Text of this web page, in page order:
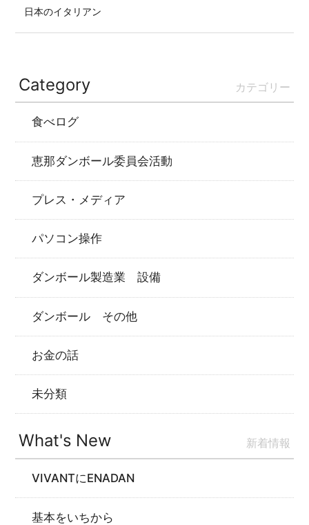
日本のイタリアン
Category カテゴリー
食べログ
恵那ダンボール委員会活動
プレス・メディア
パソコン操作
ダンボール製造業 設備
ダンボール その他
お金の話
未分類
What's New 新着情報
VIVANTにENADAN
基本をいちから